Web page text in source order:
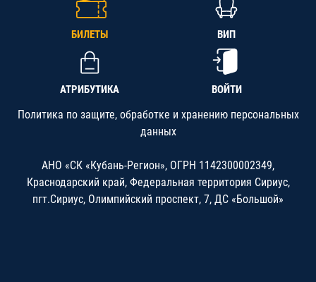
БИЛЕТЫ ВИП
АТРИБУТИКА ВОЙТИ
Политика по защите, обработке и хранению персональных
данных
АНО «СК «Кубань-Регион», ОГРН 1142300002349,
Краснодарский край, Федеральная территория Сириус,
пгт.Сириус, Олимпийский проспект, 7, ДС «Большой»